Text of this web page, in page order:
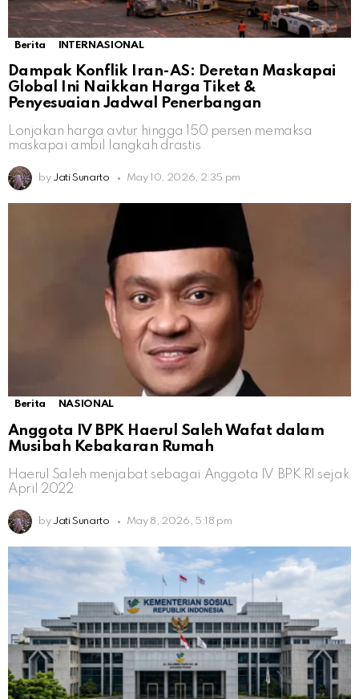
Berita INTERNASIONAL
Dampak Konflik Iran-AS: Deretan Maskapai
Global Ini Naikkan Harga Tiket &
Penyesuaian Jadwal Penerbangan
Lonjakan harga avtur hingga 150 persen memaksa
maskapai ambil langkah drastis
by Jati Sunarto May 10, 2026, 2:35 pm
Berita NASIONAL
Anggota IV BPK Haerul Saleh Wafat dalam
Musibah Kebakaran Rumah
Haerul Saleh menjabat sebagai Anggota IV BPK RI sejak
April 2022
by Jati Sunarto May 8, 2026, 5:18 pm